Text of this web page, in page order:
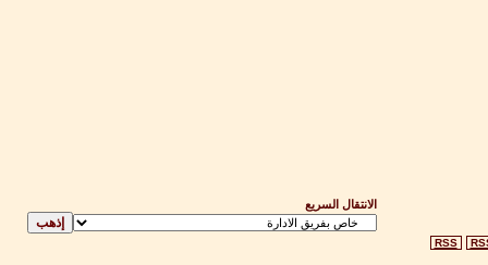
الانتقال السريع
RSS